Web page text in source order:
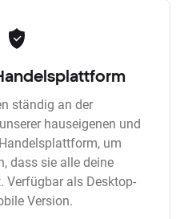
ständig an der
hauseigenen und
um
dass sie alle deine
Verfügbar als Desktop-
Version.